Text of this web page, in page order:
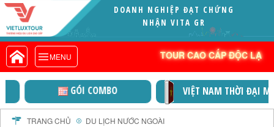
DOANH NGHIỆP ĐẠT CHỨNG
NHẬN VITA GREEN (XUẤT SẮC)
MENU TOUR CAO CẤP ĐỘC LẠ
VIETLUXTOUR.COM
TOUR CAO CẤP ĐỘC LẠ
TOUR TRONG NƯỚC
TOUR NƯỚC NGOÀI
TOUR KHỞI HÀNH TỪ HÀ NỘI
TOUR KHỞI HÀNH TỪ ĐÀ NẴNG
GÓI COMBO VIỆT NAM THỜI ĐẠI MỚI
TRANG CHỦ
DU LỊCH NƯỚC NGOÀI